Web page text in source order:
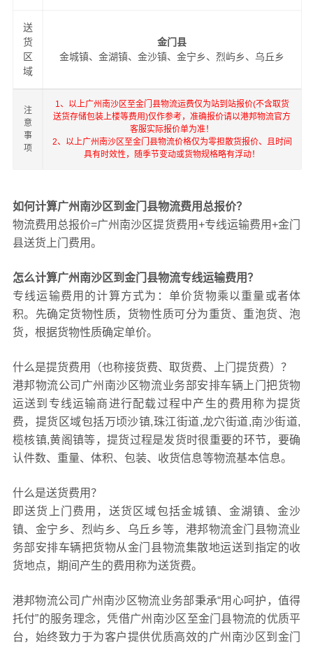
送
货
区
域
金门县
金城镇、金湖镇、金沙镇、金宁乡、烈屿乡、乌丘乡
注
意
事
项
1、以上广州南沙区至金门县物流运费仅为站到站报价(不含取货
送货存储包装上楼等费用)仅作参考，准确报价请以港邦物流官方
客服实际报价单为准！
2、以上广州南沙区至金门县物流价格仅为零担散货报价、且时间
具有时效性，随季节变动或货物规格略有浮动！
如何计算广州南沙区到金门县物流费用总报价？
物流费用总报价=广州南沙区提货费用+专线运输费用+金门
县送货上门费用。
怎么计算广州南沙区到金门县物流专线运输费用？
专线运输费用的计算方式为：单价货物乘以重量或者体
积。先确定货物性质，货物性质可分为重货、重泡货、泡
货，根据货物性质确定单价。
什么是提货费用（也称接货费、取货费、上门提货费）？
港邦物流公司广州南沙区物流业务部安排车辆上门把货物
运送到专线运输商进行配载过程中产生的费用称为提货
费，提货区域包括万顷沙镇,珠江街道,龙穴街道,南沙街道,
榄核镇,黄阁镇等，提货过程是发货时很重要的环节，要确
认件数、重量、体积、包装、收货信息等物流基本信息。
什么是送货费用？
即送货上门费用，送货区域包括金城镇、金湖镇、金沙
镇、金宁乡、烈屿乡、乌丘乡等，港邦物流金门县物流业
务部安排车辆把货物从金门县物流集散地运送到指定的收
货地点，期间产生的费用称为送货费。
港邦物流公司广州南沙区物流业务部秉承“用心呵护，值得
托付”的服务理念，凭借广州南沙区至金门县物流的优质平
台，始终致力于为客户提供优质高效的广州南沙区到金门